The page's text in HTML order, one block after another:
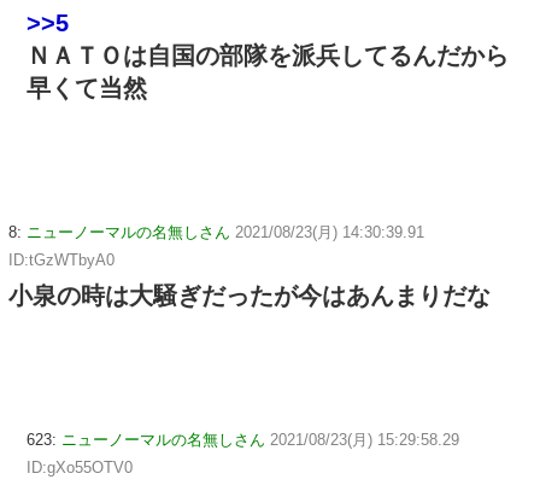
>>5
ＮＡＴＯは自国の部隊を派兵してるんだから
早くて当然
8: ニューノーマルの名無しさん 2021/08/23(月) 14:30:39.91
ID:tGzWTbyA0
小泉の時は大騒ぎだったが今はあんまりだな
623: ニューノーマルの名無しさん 2021/08/23(月) 15:29:58.29
ID:gXo55OTV0